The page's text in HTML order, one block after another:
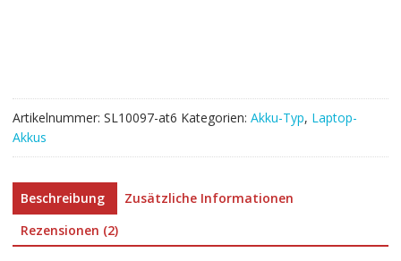
Artikelnummer: SL10097-at6 Kategorien: Akku-Typ, Laptop-
Akkus
Beschreibung
Zusätzliche Informationen
Rezensionen (2)